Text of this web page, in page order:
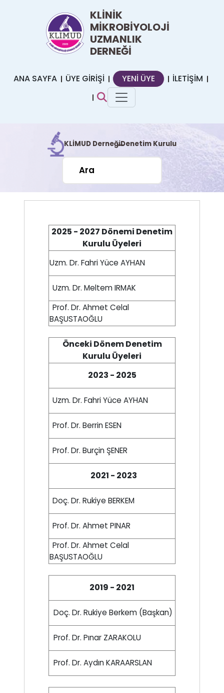
KLİNİK
MİKROBİYOLOJİ
UZMANLIK
DERNEĞİ
ANA SAYFA ÜYE GİRİŞİ YENİ ÜYE İLETİŞİM
KLİMUD Derneği|Denetim Kurulu
2025 - 2027 Dönemi Denetim
Kurulu Üyeleri
Uzm. Dr. Fahri Yüce AYHAN
Uzm. Dr. Meltem IRMAK
Prof. Dr. Ahmet Celal
BAŞUSTAOĞLU
Önceki Dönem Denetim
Kurulu Üyeleri
2023 - 2025
Uzm. Dr. Fahri Yüce AYHAN
Prof. Dr. Berrin ESEN
Prof. Dr. Burçin ŞENER
2021 - 2023
Doç. Dr. Rukiye BERKEM
Prof. Dr. Ahmet PINAR
Prof. Dr. Ahmet Celal
BAŞUSTAOĞLU
2019 - 2021
Doç. Dr. Rukiye Berkem (Başkan)
Prof. Dr. Pınar ZARAKOLU
Prof. Dr. Aydın KARAARSLAN